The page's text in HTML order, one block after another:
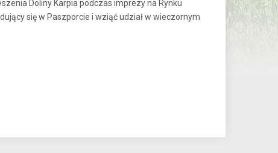
Doliny Karpia podczas imprezy na Rynku
się w Paszporcie i wziąć udział w wieczornym